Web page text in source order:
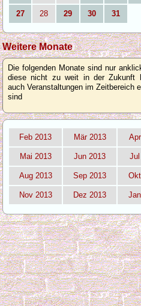
27 28 29 30 31
Weitere Monate
Die folgenden Monate sind nur
diese nicht zu weit in der Zukunft
auch Veranstaltungen im Zeitbereich
sind
Feb 2013 Mär 2013
Mai 2013 Jun 2013 Jul
Aug 2013 Sep 2013
Nov 2013 Dez 2013